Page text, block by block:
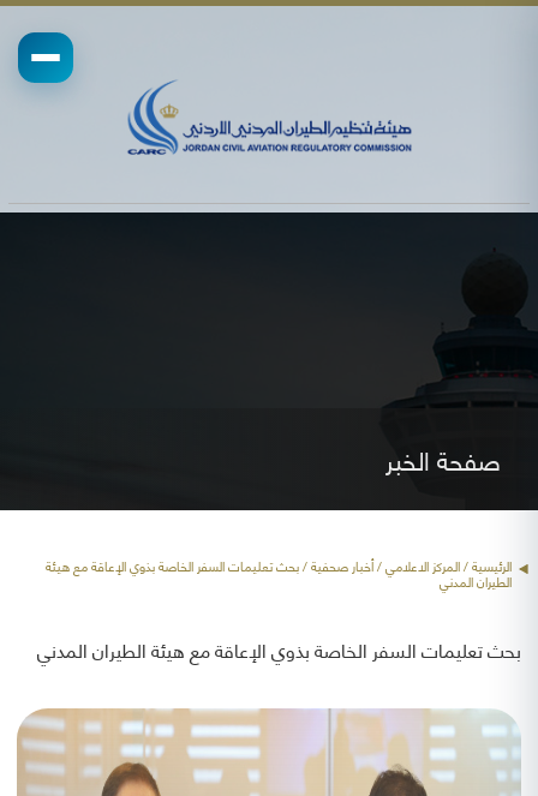
صفحة الخبر
الرئيسية/ المركز الاعلامي /أخبار صحفية/ بحث تعليمات السفر الخاصة بذوي الإعاقة مع هيئة
الطيران المدني
بحث تعليمات السفر الخاصة بذوي الإعاقة مع هيئة الطيران المدني